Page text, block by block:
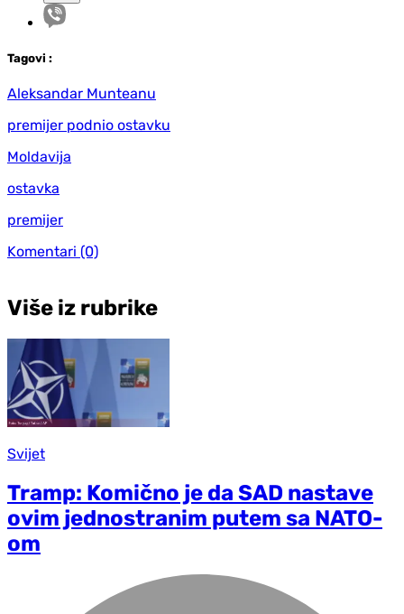
Tagovi :
Aleksandar Munteanu
premijer podnio ostavku
Moldavija
ostavka
premijer
Komentari (0)
Više iz rubrike
Svijet
Tramp: Komično je da SAD nastave
ovim jednostranim putem sa NATO-
om